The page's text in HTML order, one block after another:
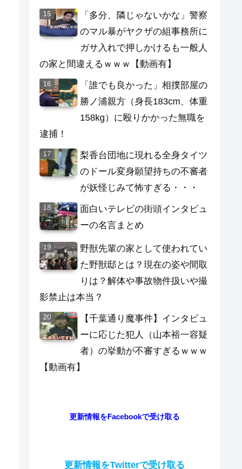
「多分、隣じゃないかな」警察
のマル暴がヤクザの組事務所に
ガサ入れで押しかけるも一般人
の家と間違えるｗｗｗ【動画有】
「誰でも良かった」相撲部屋の
勝ノ浦親方（身長183cm、体重
158kg）に殴りかかった無職を
逮捕！
梨香台団地に現れる全身タイツ
のドール変身願望持ちの不審者
が妖怪じみて怖すぎる・・・
面白いテレビの街頭インタビュ
ーの名言まとめ
野獣先輩の家として使われてい
た野獣邸とは？現在の姿や間取
りは？解体や事故物件扱いや撮
影禁止は本当？
【千葉通り魔事件】インタビュ
ーに応じた犯人（山本裕一容疑
者）の挙動が不審すぎるｗｗｗ
【動画有】
更新情報をFacebookで受け取る
更新情報をTwitterで受け取る